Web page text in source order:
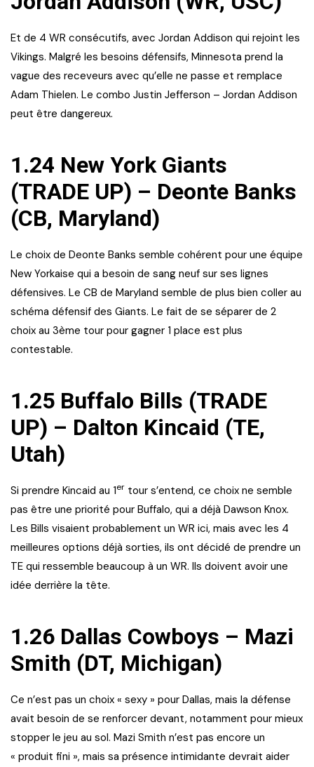
Et de 4 WR consécutifs, avec Jordan Addison qui rejoint les
Vikings. Malgré les besoins défensifs, Minnesota prend la
vague des receveurs avec qu’elle ne passe et remplace
Adam Thielen. Le combo Justin Jefferson – Jordan Addison
peut être dangereux.
1.24 New York Giants
(TRADE UP) – Deonte Banks
(CB, Maryland)
Le choix de Deonte Banks semble cohérent pour une équipe
New Yorkaise qui a besoin de sang neuf sur ses lignes
défensives. Le CB de Maryland semble de plus bien coller au
schéma défensif des Giants. Le fait de se séparer de 2
choix au 3ème tour pour gagner 1 place est plus
contestable.
1.25 Buffalo Bills (TRADE
UP) – Dalton Kincaid (TE,
Utah)
Si prendre Kincaid au 1er tour s’entend, ce choix ne semble
pas être une priorité pour Buffalo, qui a déjà Dawson Knox.
Les Bills visaient probablement un WR ici, mais avec les 4
meilleures options déjà sorties, ils ont décidé de prendre un
TE qui ressemble beaucoup à un WR. Ils doivent avoir une
idée derrière la tête.
1.26 Dallas Cowboys – Mazi
Smith (DT, Michigan)
Ce n’est pas un choix « sexy » pour Dallas, mais la défense
avait besoin de se renforcer devant, notamment pour mieux
stopper le jeu au sol. Mazi Smith n’est pas encore un
« produit fini », mais sa présence intimidante devrait aider